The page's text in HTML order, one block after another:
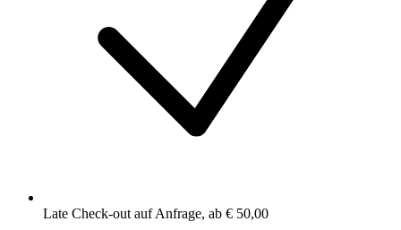
Late Check-out auf Anfrage, ab € 50,00